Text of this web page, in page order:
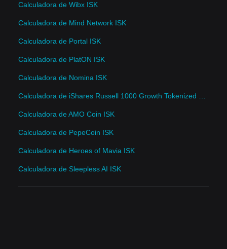
Calculadora de Wibx ISK
Calculadora de Mind Network ISK
Calculadora de Portal ISK
Calculadora de PlatON ISK
Calculadora de Nomina ISK
Calculadora de iShares Russell 1000 Growth Tokenized ETF (Ondo) ISK
Calculadora de AMO Coin ISK
Calculadora de PepeCoin ISK
Calculadora de Heroes of Mavia ISK
Calculadora de Sleepless AI ISK